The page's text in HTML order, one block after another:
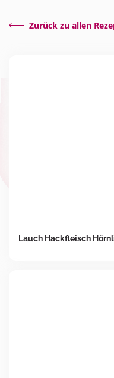
Zurück zu allen
Lauch Hackfleisch